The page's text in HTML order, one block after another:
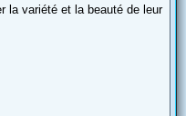
la variété et la beauté de leur